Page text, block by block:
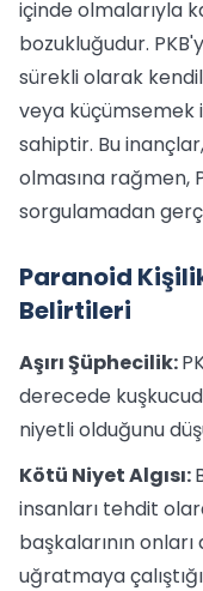
içinde olmalarıyla
bozukluğudur.
sürekli olarak
veya küçümsemek
sahiptir. Bu
olmasına rağmen,
sorgulamadan
Paranoid
Belirtileri
Aşırı Şüphecilik:
derecede
niyetli olduğunu
Kötü Niyet Algısı:
insanları tehdit
başkalarının
uğratmaya